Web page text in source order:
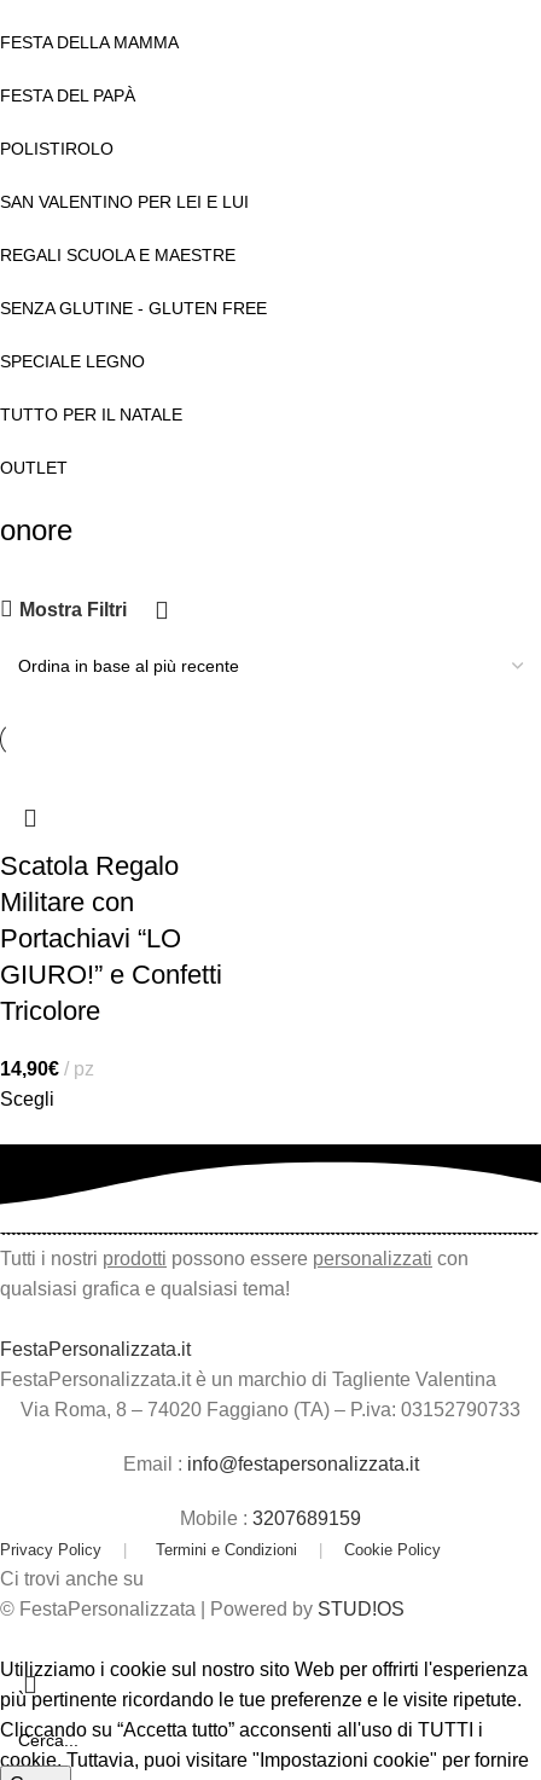
FESTA DELLA MAMMA
FESTA DEL PAPÀ
POLISTIROLO
SAN VALENTINO PER LEI E LUI
REGALI SCUOLA E MAESTRE
SENZA GLUTINE - GLUTEN FREE
SPECIALE LEGNO
TUTTO PER IL NATALE
OUTLET
onore
Mostra Filtri
Scatola Regalo
Militare con
Portachiavi “LO
GIURO!” e Confetti
Tricolore
14,90€
pz
Scegli
Tutti i nostri prodotti possono essere personalizzati con
qualsiasi grafica e qualsiasi tema!
FestaPersonalizzata.it
FestaPersonalizzata.it è un marchio di Tagliente Valentina
Via Roma, 8 – 74020 Faggiano (TA) – P.iva: 03152790733
Email : info@festapersonalizzata.it
Mobile : 3207689159
Privacy Policy | Termini e Condizioni | Cookie Policy
Ci trovi anche su
© FestaPersonalizzata | Powered by STUD!OS
Utilizziamo i cookie sul nostro sito Web per offrirti l'esperienza
più pertinente ricordando le tue preferenze e le visite ripetute.
Cliccando su “Accetta tutto” acconsenti all'uso di TUTTI i
cookie. Tuttavia, puoi visitare "Impostazioni cookie" per fornire